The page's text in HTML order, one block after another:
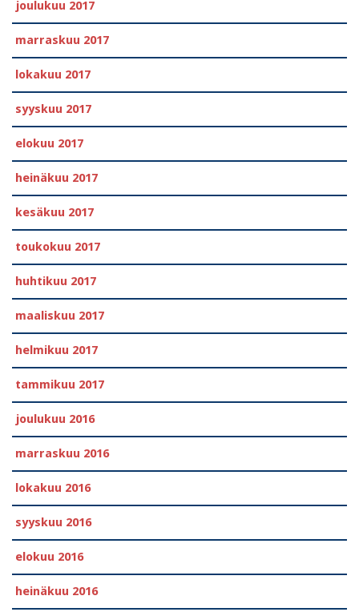
joulukuu 2017
marraskuu 2017
lokakuu 2017
syyskuu 2017
elokuu 2017
heinäkuu 2017
kesäkuu 2017
toukokuu 2017
huhtikuu 2017
maaliskuu 2017
helmikuu 2017
tammikuu 2017
joulukuu 2016
marraskuu 2016
lokakuu 2016
syyskuu 2016
elokuu 2016
heinäkuu 2016